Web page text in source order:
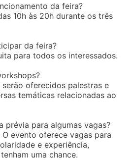
da feira?
10h às 20h durante os três
da feira?
para todos os interessados.
oferecidos palestras e
temáticas relacionadas ao
prévia para algumas vagas?
O evento oferece vagas para
e experiência,
uma chance.